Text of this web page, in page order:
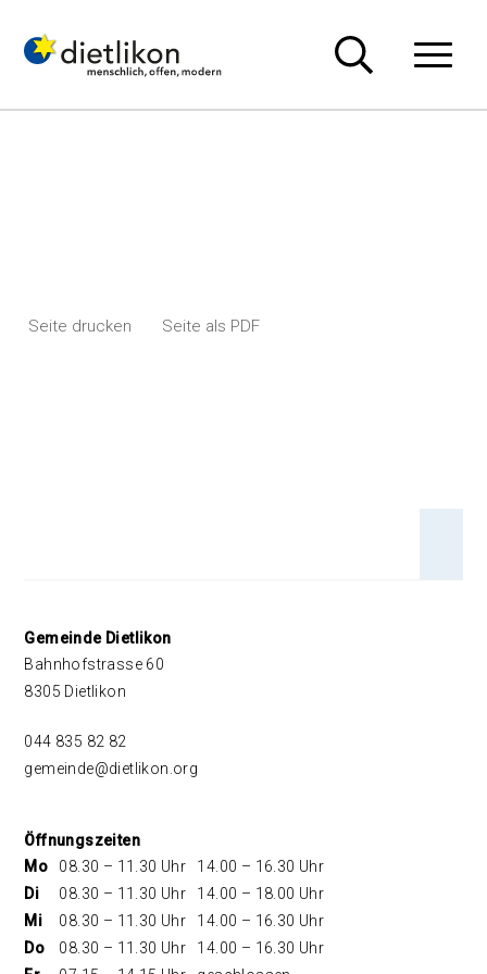
Seite drucken Seite als PDF
Footer
Gemeinde Dietlikon
Bahnhofstrasse 60
8305 Dietlikon
044 835 82 82
gemeinde@dietlikon.org
Öffnungszeiten
Mo
08.30 – 11.30 Uhr
14.00 – 16.30 Uhr
Di
08.30 – 11.30 Uhr
14.00 – 18.00 Uhr
Mi
08.30 – 11.30 Uhr
14.00 – 16.30 Uhr
Do
08.30 – 11.30 Uhr
14.00 – 16.30 Uhr